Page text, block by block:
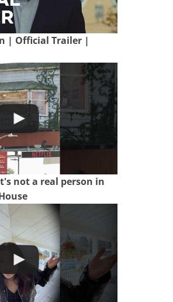
| Official Trailer |
not a real person in